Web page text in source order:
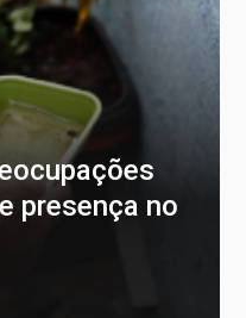
presença no